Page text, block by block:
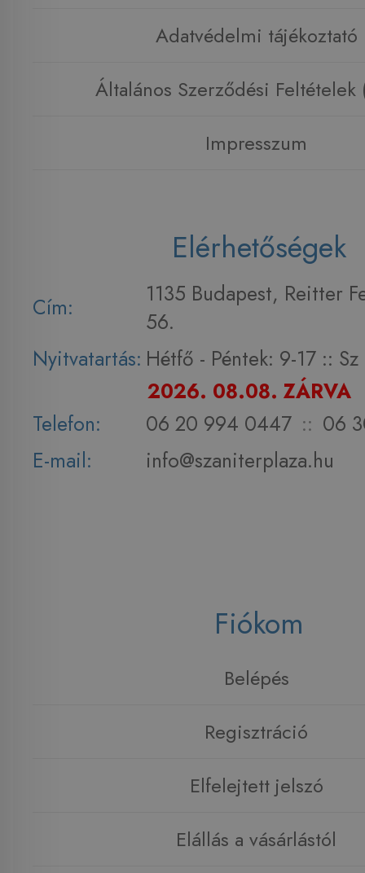
Adatvédelmi tájékoztató
Általános Szerződési Feltételek
Impresszum
Elérhetőségek
Cím:
1135 Budapest, Reitter
56.
Nyitvatartás: Hétfő - Péntek: 9-17 :: Sz
2026. 08.08. ZÁRVA
Telefon:
06 20 994 0447 :: 06
E-mail:
info@szaniterplaza.hu
Fiókom
Belépés
Regisztráció
Elfelejtett jelszó
Elállás a vásárlástól